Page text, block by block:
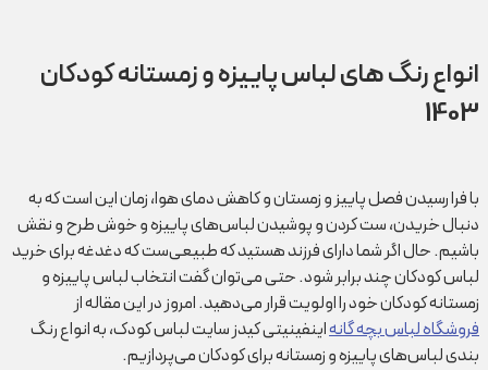
انواع رنگ های لباس پاییزه و زمستانه کودکان
1403
با فرا رسیدن فصل‌ پاییز و زمستان و کاهش دمای هوا، زمان این است که به
دنبال خریدن، ست کردن و پوشیدن لباس‌های پاییزه و خوش طرح و نقش
باشیم. حال اگر شما دارای فرزند هستید که طبیعی‌ست که دغدغه برای خرید
لباس کودکان چند برابر شود. حتی می‌توان گفت انتخاب لباس پاییزه و
زمستانه کودکان خود را اولویت قرار می‌دهید. امروز در این مقاله از
فروشگاه لباس بچه گانهاینفینیتی کیدز سایت لباس کودک، به انواع رنگ
بندی لباس‌های پاییزه و زمستانه برای کودکان می‌پردازیم.